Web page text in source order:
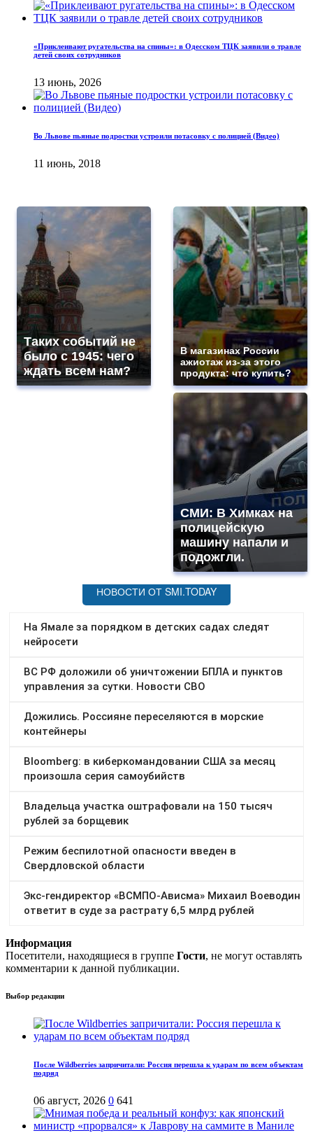
«Приклеивают ругательства на спины»: в Одесском ТЦК заявили о травле
детей своих сотрудников
13 июнь, 2026
Во Львове пьяные подростки устроили потасовку с полицией (Видео)
11 июнь, 2018
Таких событий не
было с 1945: чего
ждать всем нам?
В магазинах России
ажиотаж из-за этого
продукта: что купить?
СМИ: В Химках на
полицейскую
машину напали и
подожгли.
Информация
Посетители, находящиеся в группе Гости, не могут оставлять
комментарии к данной публикации.
Выбор редакции
После Wildberries запричитали: Россия перешла к ударам по всем объектам
подряд
06 август, 2026 0 641